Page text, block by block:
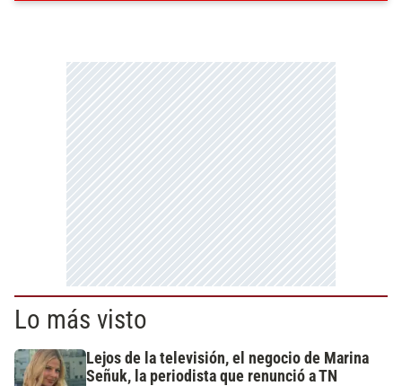
Lo más visto
Lejos de la televisión, el negocio de Marina
Señuk, la periodista que renunció a TN